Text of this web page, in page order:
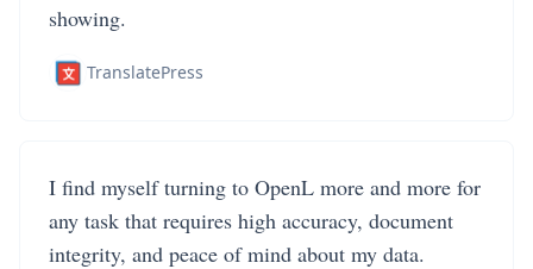
showing.
TranslatePress
I find myself turning to OpenL more and more for
any task that requires high accuracy, document
integrity, and peace of mind about my data.